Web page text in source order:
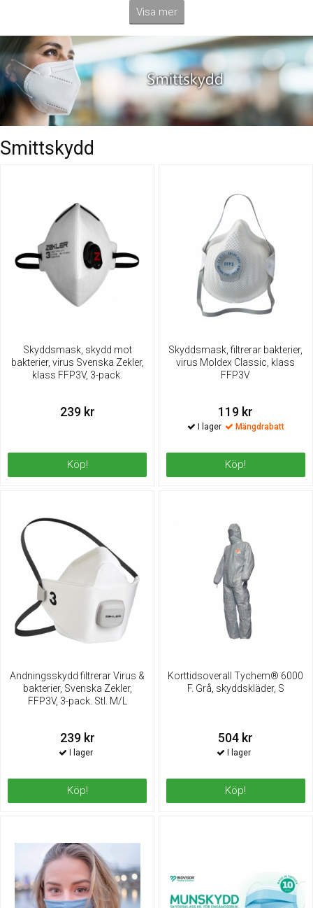
Visa mer
Smittskydd
Skyddsmask, skydd mot
bakterier, virus Svenska Zekler,
klass FFP3V, 3-pack.
239 kr
Köp!
Skyddsmask, filtrerar bakterier,
virus Moldex Classic, klass
FFP3V
119 kr
Mängdrabatt
Köp!
Andningsskydd filtrerar Virus &
bakterier, Svenska Zekler,
FFP3V, 3-pack. Stl. M/L
239 kr
Köp!
Korttidsoverall Tychem® 6000
F. Grå, skyddskläder, S
504 kr
Köp!